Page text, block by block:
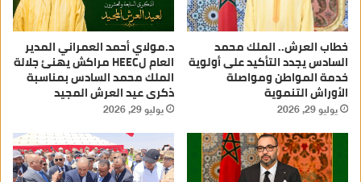
خطاب العرش.. الملك محمد
السادس يجدد التأكيد على أولوية
خدمة المواطن ومواصلة
الأوراش التنموية
يوليو 29, 2026
د.مولاي أحمد العمراني المدير
العام لHEEC مراكش يهنئ جلالة
الملك محمد السادس بمناسبة
ذكرى عيد العرش المجيد
يوليو 29, 2026